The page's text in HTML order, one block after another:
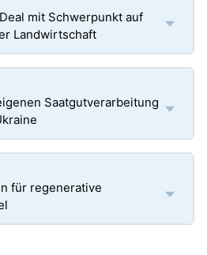
mit Schwerpunkt auf
Landwirtschaft
Saatgutverarbeitung
für regenerative